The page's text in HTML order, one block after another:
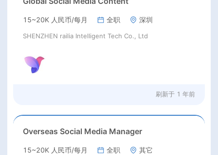
15~20K 人民币/每月 全职 深圳
SHENZHEN railia Intelligent Tech Co., Ltd
刷新于 1 年前
Overseas Social Media Manager
15~20K 人民币/每月 全职 其它